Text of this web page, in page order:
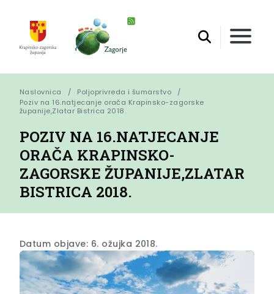
Naslovnica
Poljoprivreda i šumarstvo
Poziv na 16.natjecanje orača Krapinsko-zagorske
županije,Zlatar Bistrica 2018.
POZIV NA 16.NATJECANJE
ORAČA KRAPINSKO-
ZAGORSKE ŽUPANIJE,ZLATAR
BISTRICA 2018.
Datum objave: 6. ožujka 2018.